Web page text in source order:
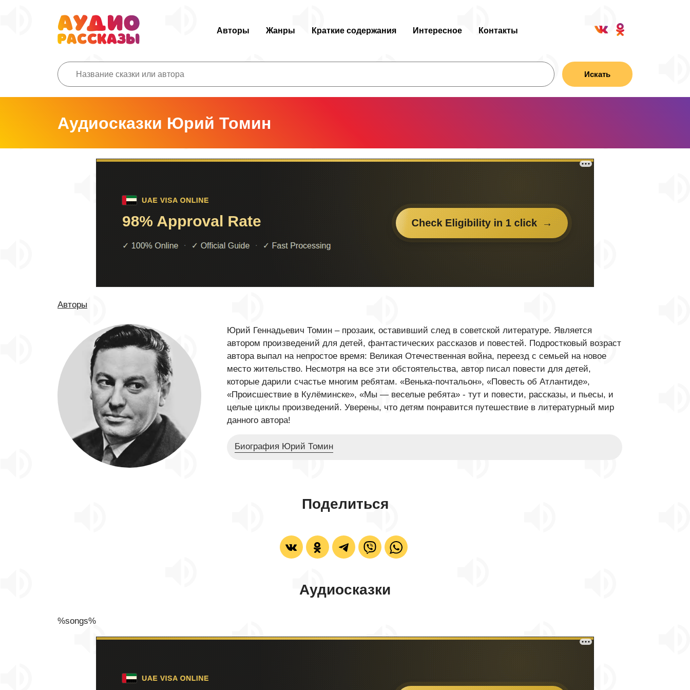
Авторы Жанры Краткие содержания Интересное Контакты
Искать
Аудиосказки Юрий Томин
Авторы
Юрий Геннадьевич Томин – прозаик, оставивший след в советской литературе. Является
автором произведений для детей, фантастических рассказов и повестей. Подростковый возраст
автора выпал на непростое время: Великая Отечественная война, переезд с семьей на новое
место жительство. Несмотря на все эти обстоятельства, автор писал повести для детей,
которые дарили счастье многим ребятам. «Венька-почтальон», «Повесть об Атлантиде»,
«Происшествие в Кулёминске», «Мы — веселые ребята» - тут и повести, рассказы, и пьесы, и
целые циклы произведений. Уверены, что детям понравится путешествие в литературный мир
данного автора!
Биография Юрий Томин
Поделиться
Аудиосказки
%songs%